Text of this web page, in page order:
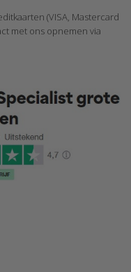
(VISA, Mastercard
met ons opnemen via